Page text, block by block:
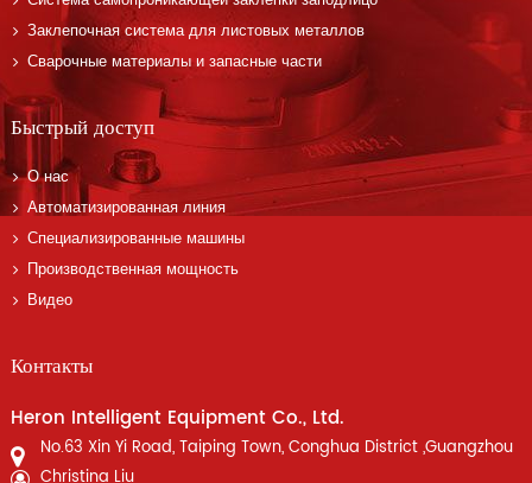
Заклепочная система для листовых металлов
Сварочные материалы и запасные части
Быстрый доступ
О нас
Автоматизированная линия
Специализированные машины
Производственная мощность
Видео
Контакты
Heron Intelligent Equipment Co., Ltd.
No.63 Xin Yi Road, Taiping Town, Conghua District ,Guangzhou